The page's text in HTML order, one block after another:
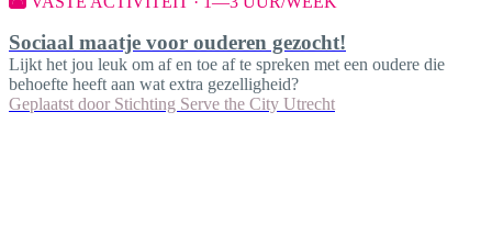
Sociaal maatje voor ouderen gezocht!
Lijkt het jou leuk om af en toe af te spreken met een oudere die
behoefte heeft aan wat extra gezelligheid?
Geplaatst door Stichting Serve the City Utrecht